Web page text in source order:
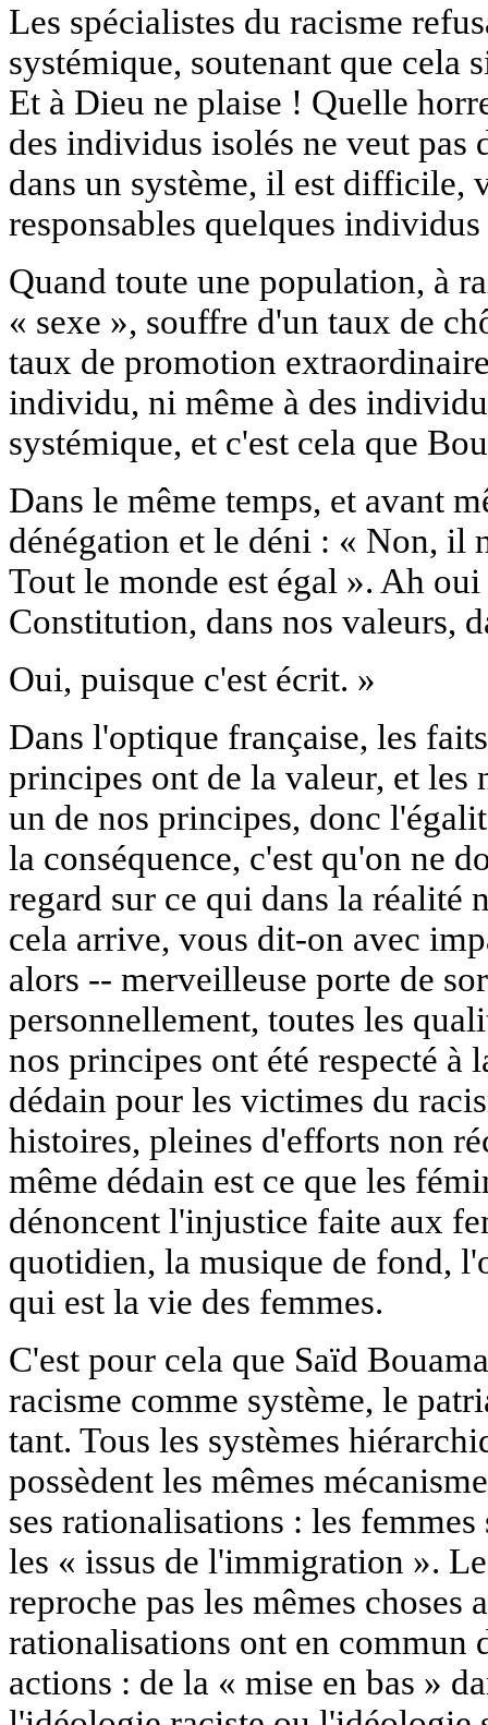
Les spécialistes du racisme
systémique, soutenant que cela
Et à Dieu ne plaise ! Quelle
des individus isolés ne veut
dans un système, il est difficile,
responsables quelques
Quand toute une population, à
« sexe », souffre d'un taux de
taux de promotion
individu, ni même à des
systémique, et c'est cela que
Dans le même temps, et avant
dénégation et le déni : « Non, il
Tout le monde est égal ». Ah
Constitution, dans nos valeurs,
Oui, puisque c'est écrit. »
Dans l'optique française, les
principes ont de la valeur, et les
un de nos principes, donc
la conséquence, c'est qu'on ne
regard sur ce qui dans la réalité
cela arrive, vous dit-on avec
alors -- merveilleuse porte de
personnellement, toutes les
nos principes ont été respecté
dédain pour les victimes du
histoires, pleines d'efforts non
même dédain est ce que les
dénoncent l'injustice faite aux
quotidien, la musique de fond,
qui est la vie des femmes.
C'est pour cela que Saïd
racisme comme système, le
tant. Tous les systèmes
possèdent les mêmes
ses rationalisations : les
les « issus de l'immigration ».
reproche pas les mêmes choses
rationalisations ont en commun
actions : de la « mise en bas »